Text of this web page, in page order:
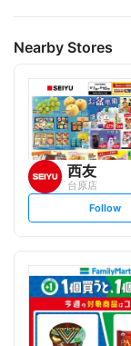
Nearby Stores
西友
台原店
s
t
l
o
w
Follow